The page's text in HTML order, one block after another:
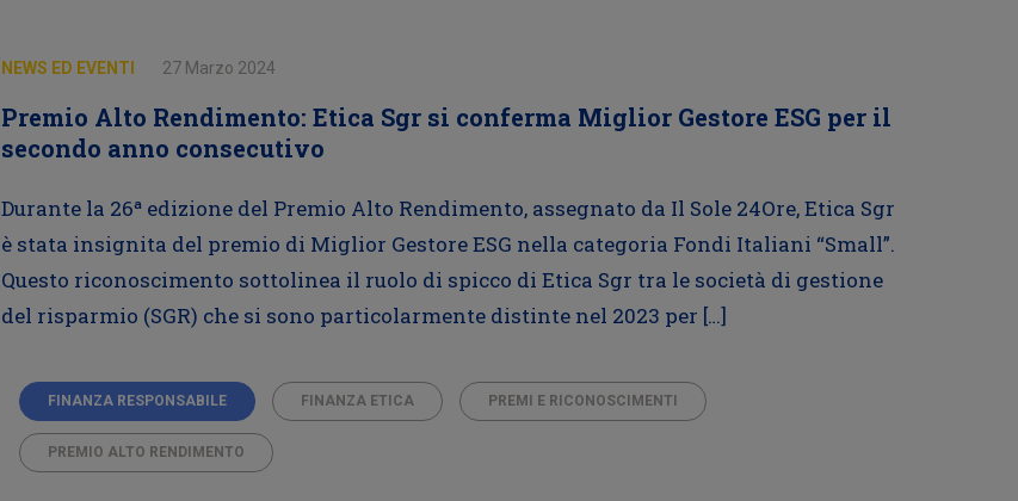
NEWS ED EVENTI 27 Marzo 2024
Premio Alto Rendimento: Etica Sgr si conferma Miglior Gestore ESG per il
secondo anno consecutivo
Durante la 26ª edizione del Premio Alto Rendimento, assegnato da Il Sole 24Ore, Etica Sgr
è stata insignita del premio di Miglior Gestore ESG nella categoria Fondi Italiani “Small”.
Questo riconoscimento sottolinea il ruolo di spicco di Etica Sgr tra le società di gestione
del risparmio (SGR) che si sono particolarmente distinte nel 2023 per […]
FINANZA RESPONSABILE FINANZA ETICA PREMI E RICONOSCIMENTI
PREMIO ALTO RENDIMENTO